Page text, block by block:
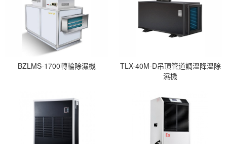
BZLMS-1700轉輪除濕機
TLX-40M-D吊頂管道調溫降溫除
濕機